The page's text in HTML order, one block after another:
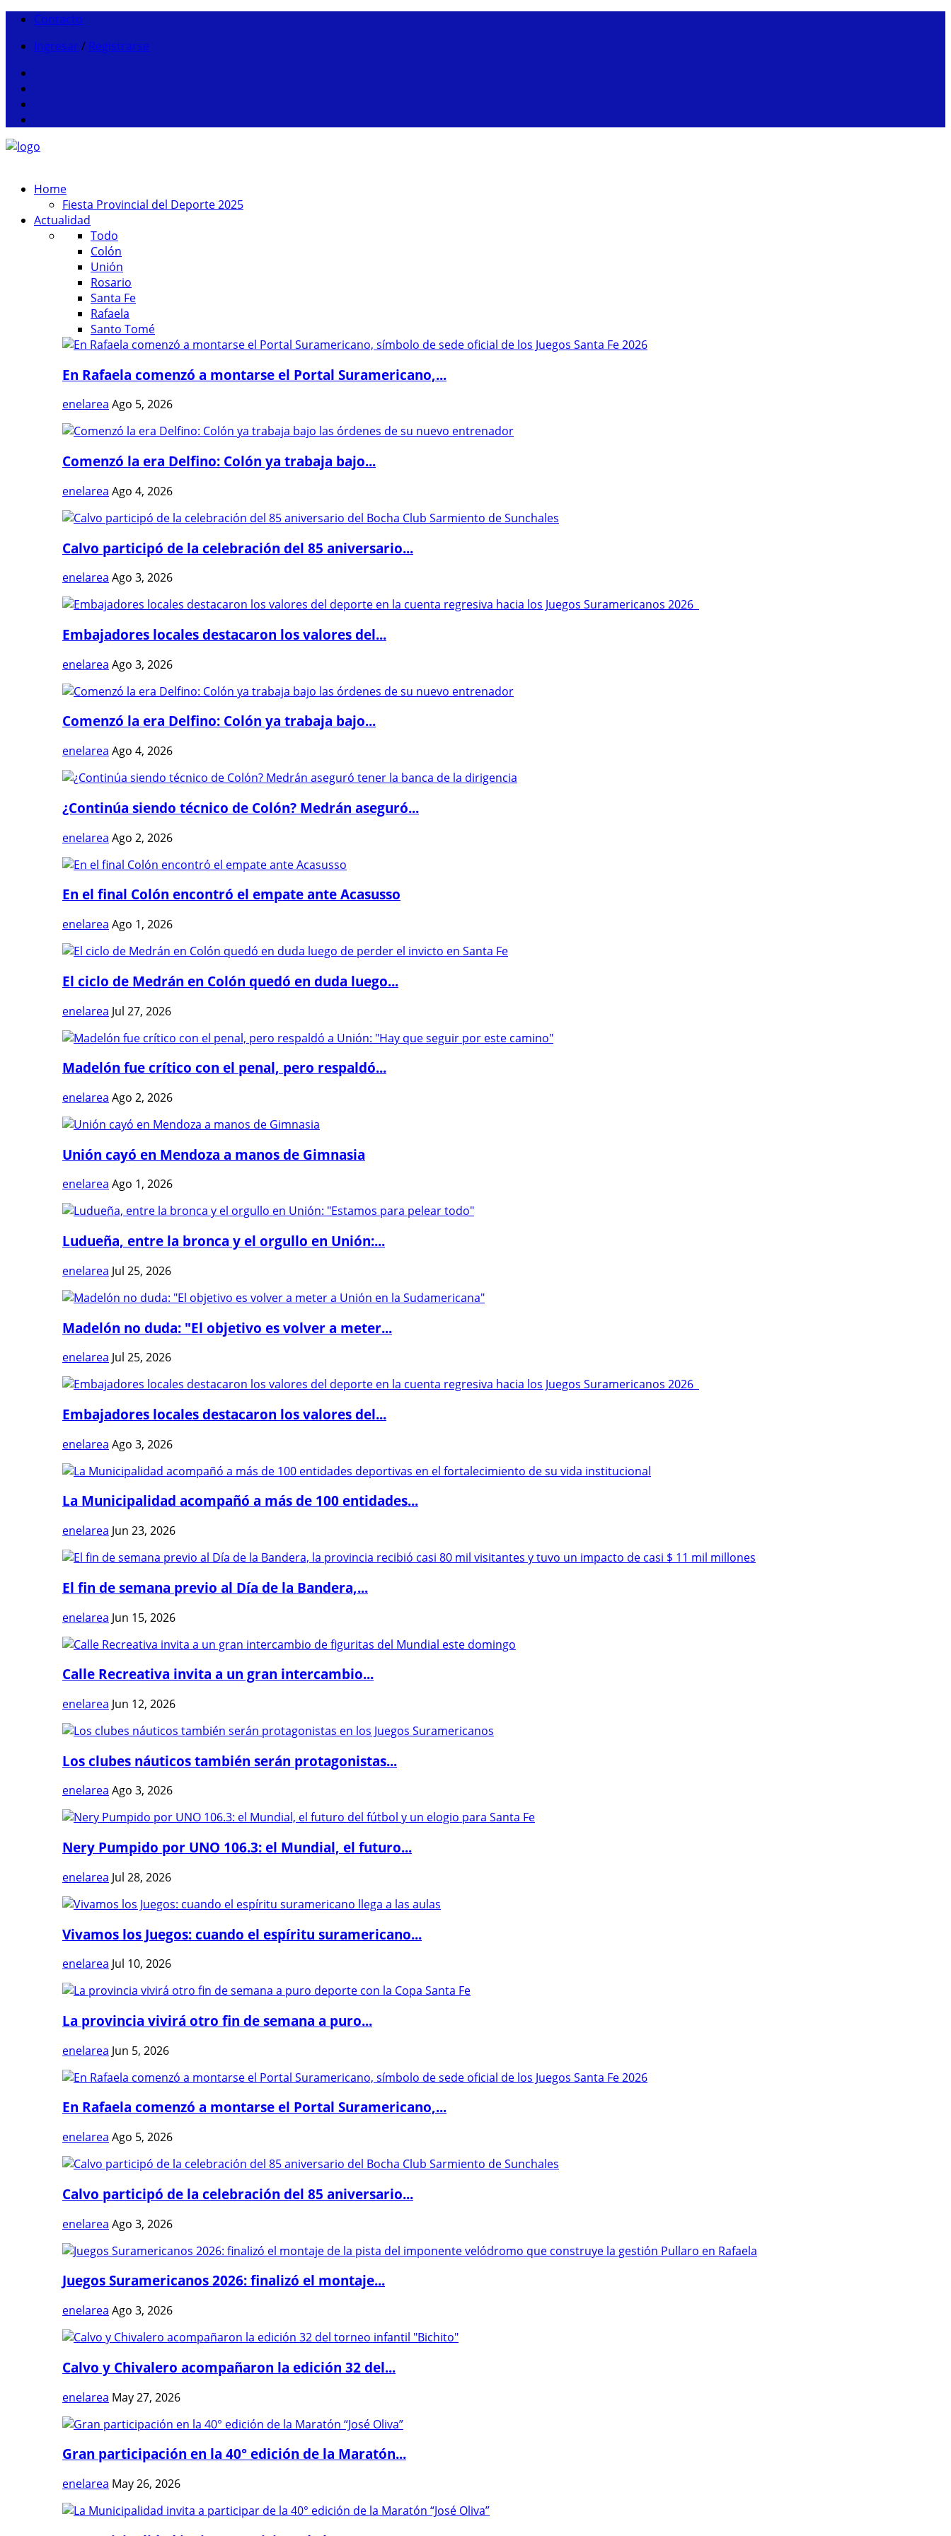
Contacto
Ingresar / Registrarse
Home
Fiesta Provincial del Deporte 2025
Actualidad
Todo
Colón
Unión
Rosario
Santa Fe
Rafaela
Santo Tomé
En Rafaela comenzó a montarse el Portal Suramericano,...
enelarea Ago 5, 2026
Comenzó la era Delfino: Colón ya trabaja bajo...
enelarea Ago 4, 2026
Calvo participó de la celebración del 85 aniversario...
enelarea Ago 3, 2026
Embajadores locales destacaron los valores del...
enelarea Ago 3, 2026
Comenzó la era Delfino: Colón ya trabaja bajo...
enelarea Ago 4, 2026
¿Continúa siendo técnico de Colón? Medrán aseguró...
enelarea Ago 2, 2026
En el final Colón encontró el empate ante Acasusso
enelarea Ago 1, 2026
El ciclo de Medrán en Colón quedó en duda luego...
enelarea Jul 27, 2026
Madelón fue crítico con el penal, pero respaldó...
enelarea Ago 2, 2026
Unión cayó en Mendoza a manos de Gimnasia
enelarea Ago 1, 2026
Ludueña, entre la bronca y el orgullo en Unión:...
enelarea Jul 25, 2026
Madelón no duda: "El objetivo es volver a meter...
enelarea Jul 25, 2026
Embajadores locales destacaron los valores del...
enelarea Ago 3, 2026
La Municipalidad acompañó a más de 100 entidades...
enelarea Jun 23, 2026
El fin de semana previo al Día de la Bandera,...
enelarea Jun 15, 2026
Calle Recreativa invita a un gran intercambio...
enelarea Jun 12, 2026
Los clubes náuticos también serán protagonistas...
enelarea Ago 3, 2026
Nery Pumpido por UNO 106.3: el Mundial, el futuro...
enelarea Jul 28, 2026
Vivamos los Juegos: cuando el espíritu suramericano...
enelarea Jul 10, 2026
La provincia vivirá otro fin de semana a puro...
enelarea Jun 5, 2026
En Rafaela comenzó a montarse el Portal Suramericano,...
enelarea Ago 5, 2026
Calvo participó de la celebración del 85 aniversario...
enelarea Ago 3, 2026
Juegos Suramericanos 2026: finalizó el montaje...
enelarea Ago 3, 2026
Calvo y Chivalero acompañaron la edición 32 del...
enelarea May 27, 2026
Gran participación en la 40° edición de la Maratón...
enelarea May 26, 2026